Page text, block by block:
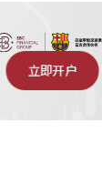
立即开户